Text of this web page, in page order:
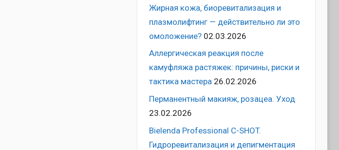
Жирная кожа, биоревитализация и
плазмолифтинг — действительно ли это
омоложение? 02.03.2026
Аллергическая реакция после
камуфляжа растяжек: причины, риски и
тактика мастера 26.02.2026
Перманентный макияж, розацеа. Уход
23.02.2026
Bielenda Professional C-SHOT.
Гидроревитализация и депигментация